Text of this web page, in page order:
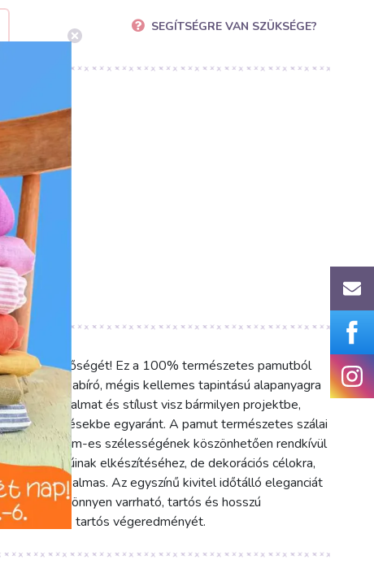
SEGÍTSÉGRE VAN SZÜKSÉGE?
minőségét! Ez a 100% természetes pamutból
akik strapabíró, mégis kellemes tapintású alapanyagra
nyugalmat és stílust visz bármilyen projektbe,
elképzelésekbe egyaránt. A pamut természetes szálai
A 4 cm-es szélességének köszönhetően rendkívül
fogantyúinak elkészítéséhez, de dekorációs célokra,
is alkalmas. Az egyszínű kivitel időtálló eleganciát
Könnyen varrható, tartós és hosszú
és tartós végeredményét.